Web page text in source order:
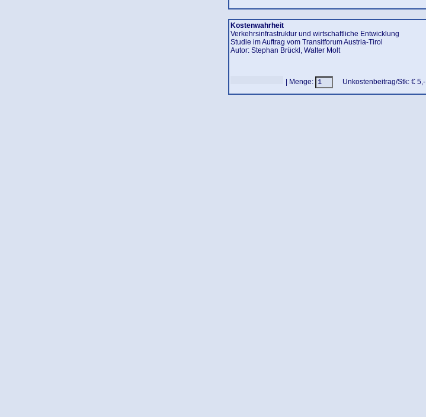
Kostenwahrheit
Verkehrsinfrastruktur und wirtschaftliche Entwicklung
Studie im Auftrag vom Transitforum Austria-Tirol
Autor: Stephan Brückl, Walter Molt
| Menge: Unkostenbeitrag/Stk: € 5,-